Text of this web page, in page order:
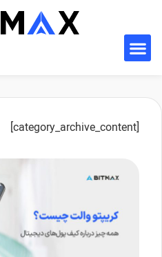
[category_archive_content]